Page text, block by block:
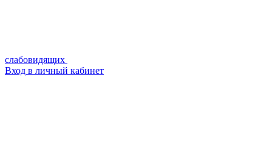
слабовидящих
Вход в личный кабинет